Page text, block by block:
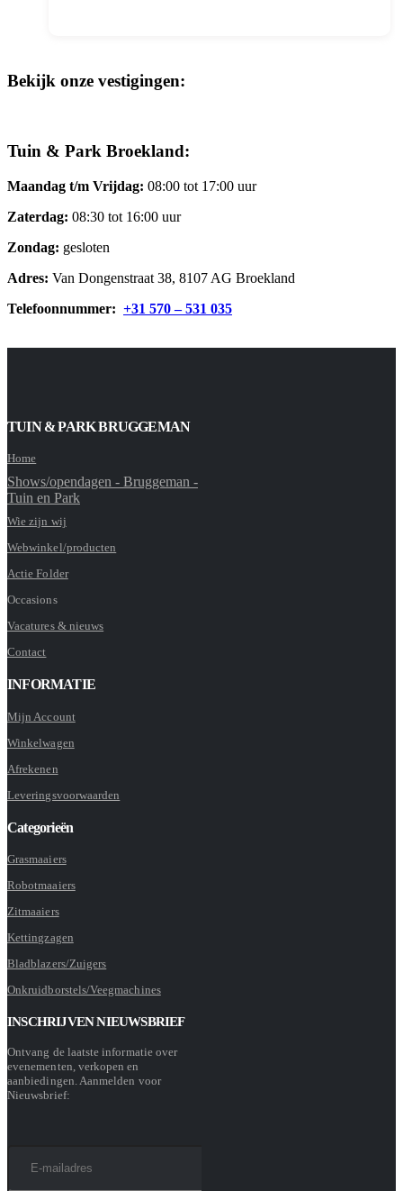
Bekijk onze vestigingen:
Tuin & Park Broekland:
Maandag t/m Vrijdag: 08:00 tot 17:00 uur
Zaterdag: 08:30 tot 16:00 uur
Zondag: gesloten
Adres: Van Dongenstraat 38, 8107 AG Broekland
Telefoonnummer: +31 570 – 531 035
TUIN & PARK BRUGGEMAN
Home
Shows/opendagen - Bruggeman -
Tuin en Park
Wie zijn wij
Webwinkel/producten
Actie Folder
Occasions
Vacatures & nieuws
Contact
INFORMATIE
Mijn Account
Winkelwagen
Afrekenen
Leveringsvoorwaarden
Categorieën
Grasmaaiers
Robotmaaiers
Zitmaaiers
Kettingzagen
Bladblazers/Zuigers
Onkruidborstels/Veegmachines
INSCHRIJVEN NIEUWSBRIEF
Ontvang de laatste informatie over
evenementen, verkopen en
aanbiedingen. Aanmelden voor
Nieuwsbrief: